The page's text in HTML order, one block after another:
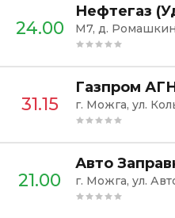
24.00 М7, д.
31.15 г. Можга, ул.
21.00
Авто
г. Можга, ул.